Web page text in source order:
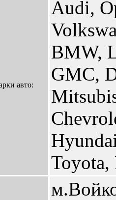
авто:
Audi,
BMW,
GMC,
Toyota,